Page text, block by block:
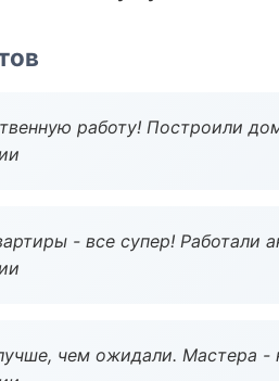
работу! Построили
- все супер! Работали
чем ожидали. Мастера